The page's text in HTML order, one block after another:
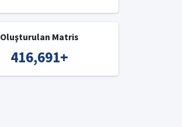
Oluşturulan Matris
416,691+